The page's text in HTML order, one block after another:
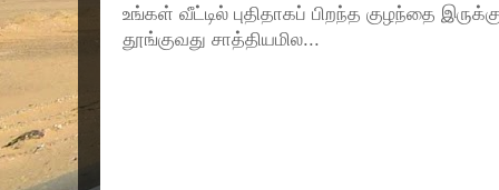
உங்கள் வீட்டில் புதிதாகப் பிறந்த குழந்தை
தூங்குவது சாத்தியமில...